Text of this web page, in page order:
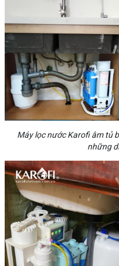
Máy lọc nước Karofi âm tủ
những